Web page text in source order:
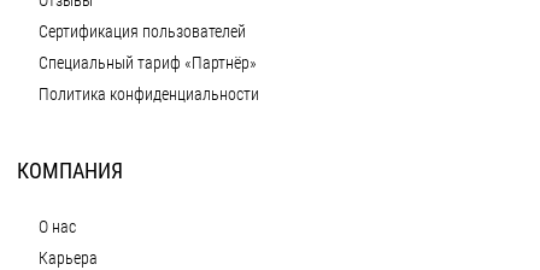
Сертификация пользователей
Специальный тариф «Партнёр»
Политика конфиденциальности
КОМПАНИЯ
О нас
Карьера